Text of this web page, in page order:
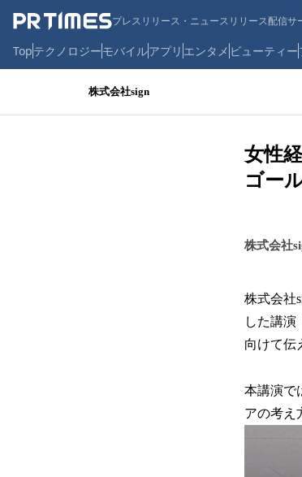
プレスリリース・ニュースリリース配信サ
Topテクノロジーモバイルアプリ エンタメ ビューティー
株式会社sign
女性
ゴー
株式会社
株式会社
した講演
向けて伝
本講演で
アの考え